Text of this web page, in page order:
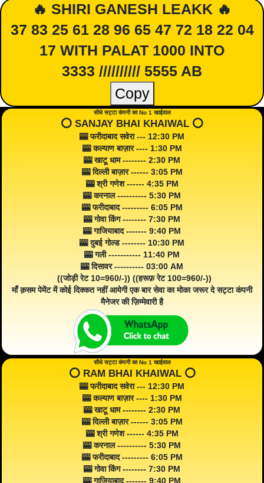
🔥 SHIRI GANESH LEAKK 🔥
37 83 25 61 28 96 65 47 72 18 22 04
17 WITH PALAT 1000 INTO
3333 ////////// 5555 AB
Copy
सीधे सट्टा कंपनी का No 1 खाईवाल
⭕️ SANJAY BHAI KHAIWAL ⭕️
🎰 फरीदाबाद सवेरा --- 12:30 PM
🎰 कल्याण बाज़ार ---- 1:30 PM
🎰 खाटू धाम -------- 2:30 PM
🎰 दिल्ली बाज़ार ------ 3:05 PM
🎰 श्री गणेश ------ 4:35 PM
🎰 करनाल ---------- 5:30 PM
🎰 फरीदाबाद --------- 6:05 PM
🎰 गोवा किंग -------- 7:30 PM
🎰 गाजियाबाद ------- 9:40 PM
🎰 दुबई गोल्ड -------- 10:30 PM
🎰 गली ----------- 11:40 PM
🎰 दिसावर ---------- 03:00 AM
((जोड़ी रेट 10=960/-)) ((हरूफ़ रेट 100=960/-))
माँ क़सम पेमेंट में कोई दिक्कत नहीं आयेगी एक बार सेवा का मोका जरूर दे सट्टा कंपनी
मैनेजर की ज़िम्मेवारी है
सीधे सट्टा कंपनी का No 1 खाईवाल
⭕️ RAM BHAI KHAIWAL ⭕️
🎰 फरीदाबाद सवेरा --- 12:30 PM
🎰 कल्याण बाज़ार ---- 1:30 PM
🎰 खाटू धाम -------- 2:30 PM
🎰 दिल्ली बाज़ार ------ 3:05 PM
🎰 श्री गणेश ------ 4:35 PM
🎰 करनाल ---------- 5:30 PM
🎰 फरीदाबाद --------- 6:05 PM
🎰 गोवा किंग -------- 7:30 PM
🎰 गाजियाबाद ------- 9:40 PM